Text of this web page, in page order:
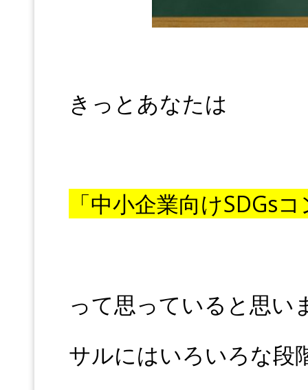
きっとあなたは
「中小企業向けSDGs
って思っていると思い
サルにはいろいろな段